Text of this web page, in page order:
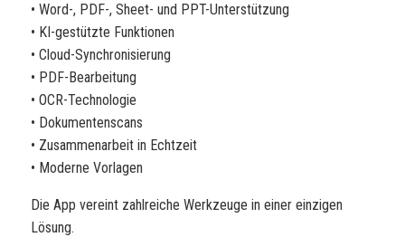
• Word-, PDF-, Sheet- und PPT-Unterstützung
• KI-gestützte Funktionen
• Cloud-Synchronisierung
• PDF-Bearbeitung
• OCR-Technologie
• Dokumentenscans
• Zusammenarbeit in Echtzeit
• Moderne Vorlagen
Die App vereint zahlreiche Werkzeuge in einer einzigen
Lösung.